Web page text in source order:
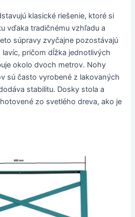
klasické riešenie, ktoré si
vďaka tradičnému vzhľadu a
súpravy zvyčajne pozostávajú
pričom dĺžka jednotlivých
okolo dvoch metrov. Nohy
sú často vyrobené z lakovaných
stabilitu. Dosky stola a
zo svetlého dreva, ako je